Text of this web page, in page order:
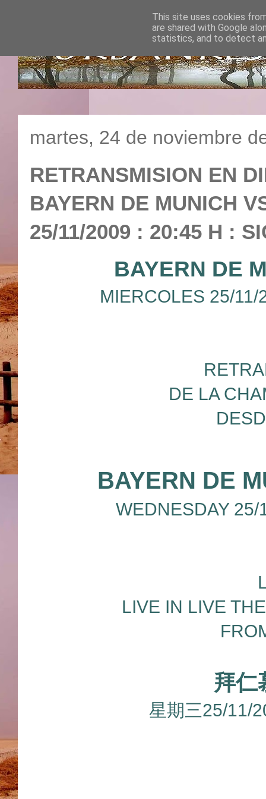
martes, 24 de noviembre
RETRANSMISION EN
BAYERN DE MUNICH
25/11/2009 : 20:45 H :
BAYERN DE
MIERCOLES 25/
DE LA
BAYERN DE
WEDNESDAY
LIVE IN LIVE
拜仁
星期三25/11/
This site uses cookies
are shared with Google
statistics, and to detect